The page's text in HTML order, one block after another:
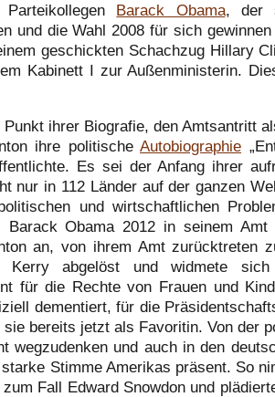
Barack Obama, der
und die Wahl 2008 für sich
geschickten Schachzug Hillary
Kabinett I zur Außenministerin.
Punkt ihrer Biografie, den Amtsantritt
ihre politische Autobiographie
Es sei der Anfang ihrer
nur in 112 Länder auf der ganzen
und wirtschaftlichen
Barack Obama 2012 in seinem Amt
an, von ihrem Amt zurücktreten
Kerry abgelöst und widmete
für die Rechte von Frauen und
dementiert, für die
bereits jetzt als Favoritin. Von der
wegzudenken und auch in den
Stimme Amerikas präsent. So
Fall Edward Snowdon und